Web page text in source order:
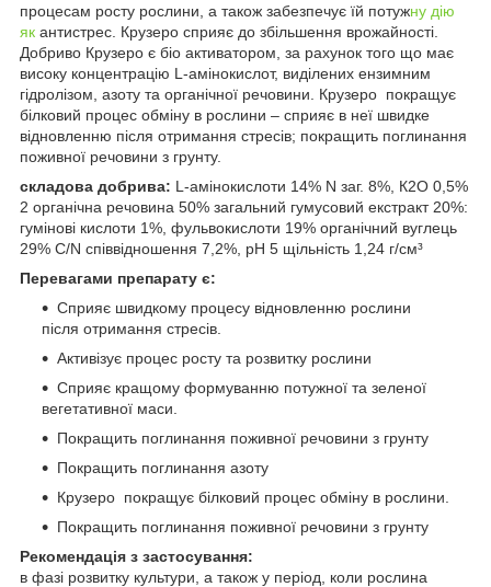
процесам росту рослини, а також забезпечує їй потужну дію
як антистрес. Крузеро сприяє до збільшення врожайності.
Добриво Крузеро є біо активатором, за рахунок того що має
високу концентрацію L-амінокислот, виділених ензимним
гідролізом, азоту та органічної речовини. Крузеро покращує
білковий процес обміну в рослини – сприяє в неї швидке
відновленню після отримання стресів; покращить поглинання
поживної речовини з грунту.
складова добрива: L-амінокислоти 14% N заг. 8%, К2О 0,5%
2 органічна речовина 50% загальний гумусовий екстракт 20%:
гумінові кислоти 1%, фульвокислоти 19% органічний вуглець
29% C/N співвідношення 7,2%, pH 5 щільність 1,24 г/см³
Перевагами препарату є:
Сприяє швидкому процесу відновленню рослини
після отримання стресів.
Активізує процес росту та розвитку рослини
Сприяє кращому формуванню потужної та зеленої
вегетативної маси.
Покращить поглинання поживної речовини з грунту
Покращить поглинання азоту
Крузеро покращує білковий процес обміну в рослини.
Покращить поглинання поживної речовини з грунту
Рекомендація з застосування:
в фазі розвитку культури, а також у період, коли рослина